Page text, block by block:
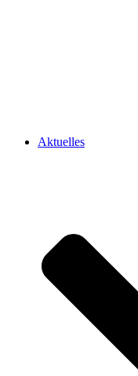
Aktuelles